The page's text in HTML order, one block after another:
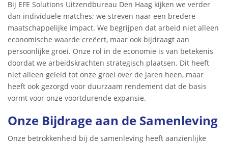
Bij EFE Solutions Uitzendbureau Den Haag kijken we verder
dan individuele matches; we streven naar een bredere
maatschappelijke impact. We begrijpen dat arbeid niet alleen
economische waarde creëert, maar ook bijdraagt aan
persoonlijke groei. Onze rol in de economie is van betekenis
doordat we arbeidskrachten strategisch plaatsen. Dit heeft
niet alleen geleid tot onze groei over de jaren heen, maar
heeft ook gezorgd voor duurzaam rendement dat de basis
vormt voor onze voortdurende expansie.
Onze Bijdrage aan de Samenleving
Onze betrokkenheid bij de samenleving heeft aanzienlijke